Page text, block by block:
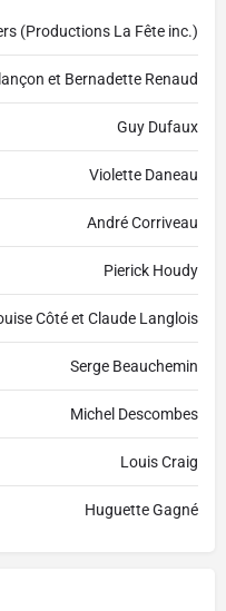
(Productions La Fête inc.)
et Bernadette Renaud
Guy Dufaux
Violette Daneau
André Corriveau
Pierick Houdy
Côté et Claude Langlois
Serge Beauchemin
Michel Descombes
Louis Craig
Huguette Gagné